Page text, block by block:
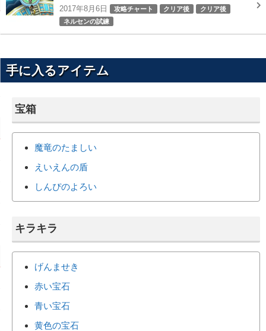
2017年8月6日 攻略チャート クリア後
クリア後
ネルセンの試練
手に入るアイテム
宝箱
魔竜のたましい
えいえんの盾
しんぴのよろい
キラキラ
げんませき
赤い宝石
青い宝石
黄色の宝石